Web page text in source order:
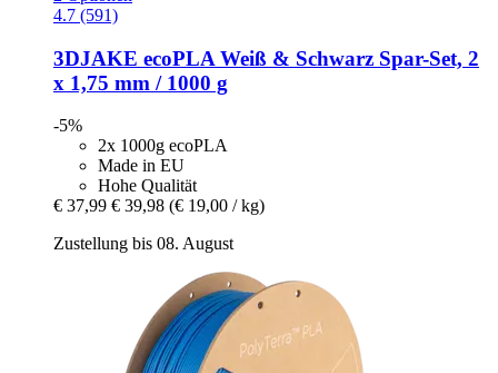
4.7 (591)
3DJAKE ecoPLA Weiß & Schwarz Spar-​Set, 2
x 1,75 mm / 1000 g
-5%
2x 1000g ecoPLA
Made in EU
Hohe Qualität
€ 37,99 € 39,98 (€ 19,00 / kg)
Zustellung bis 08. August